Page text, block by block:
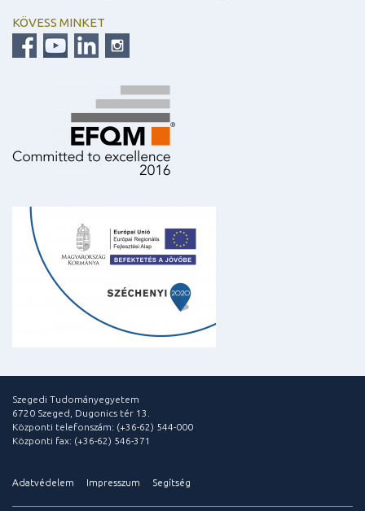
KÖVESS MINKET
Szegedi Tudományegyetem
6720 Szeged, Dugonics tér 13.
Központi telefonszám: (+36-62) 544-000
Központi fax: (+36-62) 546-371
Adatvédelem Impresszum Segítség